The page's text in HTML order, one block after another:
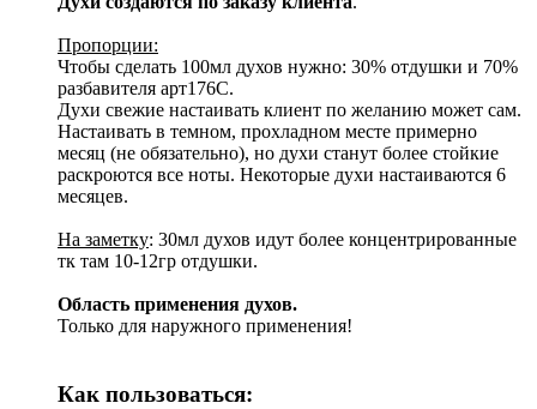
Пропорции:
Чтобы сделать 100мл духов нужно: 30% отдушки и 70%
разбавителя арт176С.
Духи свежие настаивать клиент по желанию может сам.
Настаивать в темном, прохладном месте примерно
месяц (не обязательно), но духи станут более стойкие
раскроются все ноты. Некоторые духи настаиваются 6
месяцев.
На заметку: 30мл духов идут более концентрированные
тк там 10-12гр отдушки.
Область применения духов.
Только для наружного применения!
Как пользоваться: